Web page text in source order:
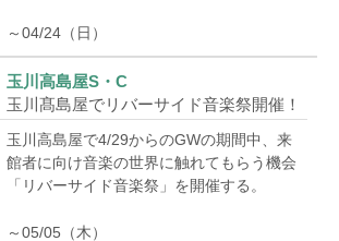
04/24（日）
玉川高島屋S・C
玉川髙島屋でリバーサイド音楽祭開催！
玉川高島屋で4/29からのGWの期間中、来
館者に向け音楽の世界に触れてもらう機会
「リバーサイド音楽祭」を開催する。
05/05（木）